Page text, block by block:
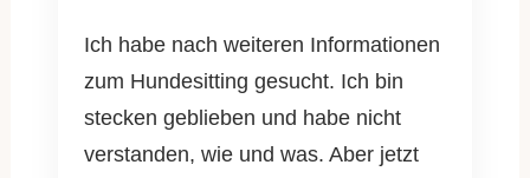
Ich habe nach weiteren Informationen
zum Hundesitting gesucht. Ich bin
stecken geblieben und habe nicht
verstanden, wie und was. Aber jetzt